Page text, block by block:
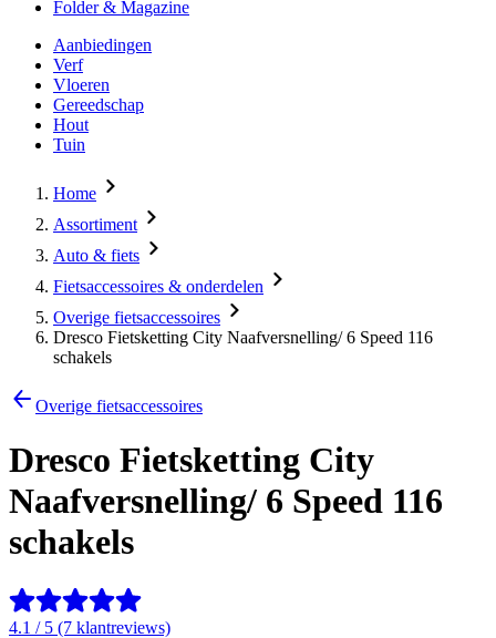
Folder & Magazine
Aanbiedingen
Verf
Vloeren
Gereedschap
Hout
Tuin
Home
Assortiment
Auto & fiets
Fietsaccessoires & onderdelen
Overige fietsaccessoires
Dresco Fietsketting City Naafversnelling/ 6 Speed 116
schakels
Overige fietsaccessoires
Dresco Fietsketting City
Naafversnelling/ 6 Speed 116
schakels
4.1 / 5 (7 klantreviews)